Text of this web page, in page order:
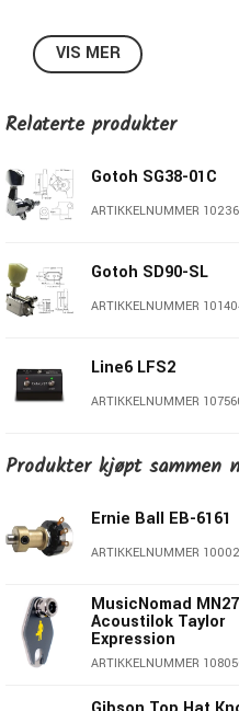
VIS MER
Relaterte produkter
Gotoh SG38-01C
ARTIKKELNUMMER
Gotoh SD90-SL
ARTIKKELNUMMER
Line6 LFS2
ARTIKKELNUMMER
Daddario
Daddario
EMG 81-7-BK
Produkter kjøpt sammen
Ernie Ball EB-6161
ARTIKKELNUMMER
MusicNomad
Acoustilok Taylor
Expression
ARTIKKELNUMMER